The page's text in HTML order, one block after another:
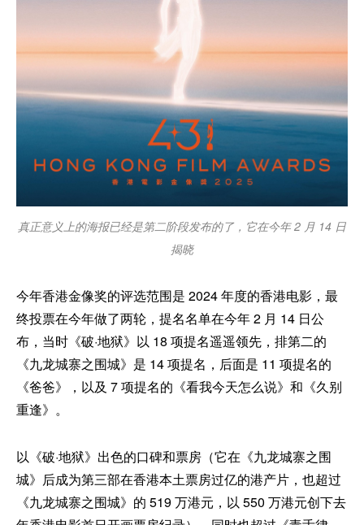
真正意义上的海报已经是第二阶段发布的了，它在今年 2 月 14 日
揭晓
今年香港金像奖的评选范围是 2024 年度的香港电影，最
终投票在今年做了两轮，提名名单在今年 2 月 14 日公
布，当时《破·地狱》以 18 项提名遥遥领先，排第二的
《九龙城寨之围城》是 14 项提名，后面是 11 项提名的
《爸爸》，以及 7 项提名的《看我今天怎么说》和《久别
重逢》。
以《破·地狱》出色的口碑和票房（它在《九龙城寨之围
城》后成为第三部在香港本土票房过亿的港产片，也超过
《九龙城寨之围城》的 519 万港元，以 550 万港元创下去